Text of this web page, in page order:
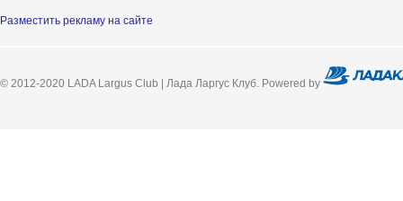
Разместить рекламу на сайте
© 2012-2020 LADA Largus Club | Лада Ларгус Клуб. Powered by